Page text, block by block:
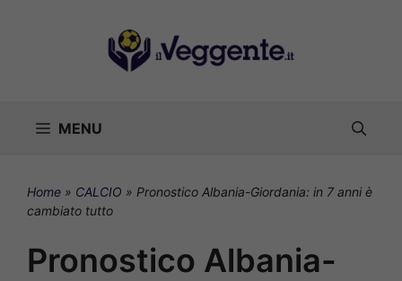
MENU
Home » CALCIO » Pronostico Albania-Giordania: in 7 anni è
cambiato tutto
Pronostico Albania-